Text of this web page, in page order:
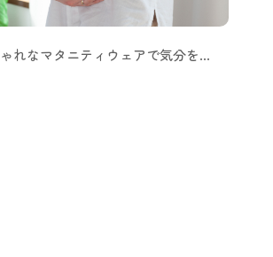
れなマタニティウェアで気分を…